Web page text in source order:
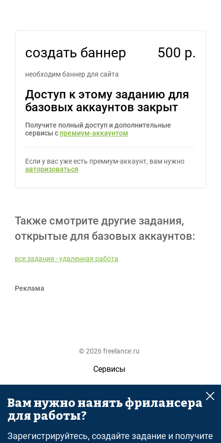
создать баннер 500 р.
необходим баннер для сайта
Доступ к этому заданию для
базовых аккаунтов закрыт
Получите полный доступ и дополнительные
сервисы с премиум-аккаунтом
Если у вас уже есть премиум-аккаунт, вам нужно
авторизоваться
Также смотрите другие задания,
открытые для базовых аккаунтов:
все задания - удаленная работа
Реклама
© 2026 freelance.ru
Сервисы
Помощь
Поиск
Вам нужно нанять фрилансера
для работы?
Зарегистрируйтесь, создайте задание и получите